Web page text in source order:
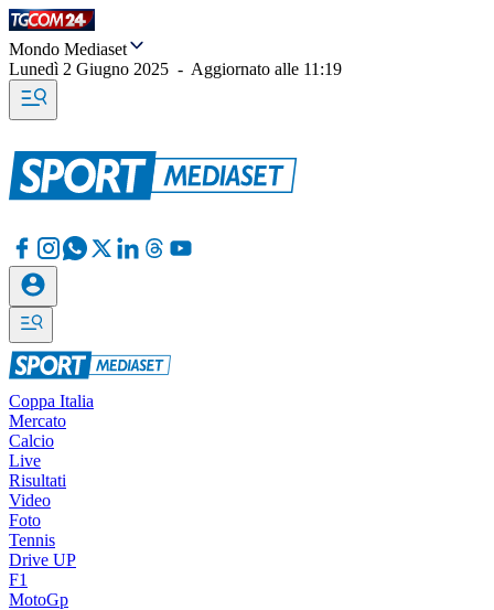
Mondo Mediaset
Lunedì 2 Giugno 2025 - Aggiornato alle 11:19
Coppa Italia
Mercato
Calcio
Live
Risultati
Video
Foto
Tennis
Drive UP
F1
MotoGp